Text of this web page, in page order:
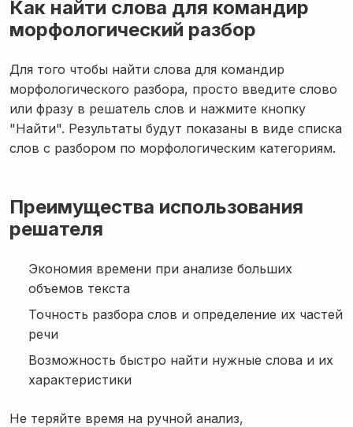
Как найти слова для командир
морфологический разбор
Для того чтобы найти слова для командир
морфологического разбора, просто введите слово
или фразу в решатель слов и нажмите кнопку
"Найти". Результаты будут показаны в виде списка
слов с разбором по морфологическим категориям.
Преимущества использования
решателя
Экономия времени при анализе больших
объемов текста
Точность разбора слов и определение их частей
речи
Возможность быстро найти нужные слова и их
характеристики
Не теряйте время на ручной анализ,